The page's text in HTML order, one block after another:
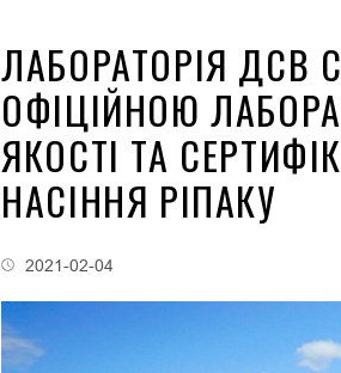
ЛАБОРАТОРІЯ ДСВ
ОФІЦІЙНОЮ
ЯКОСТІ ТА
НАСІННЯ РІПАКУ
2021-02-04